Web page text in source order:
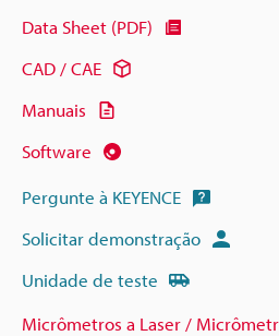
Data Sheet (PDF)
CAD / CAE
Manuais
Software
Pergunte à KEYENCE
Solicitar demonstração
Unidade de teste
Micrômetros a Laser /